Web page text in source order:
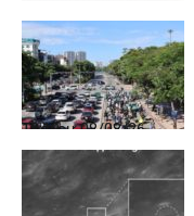
Thời sự
08/08/26, 18:19